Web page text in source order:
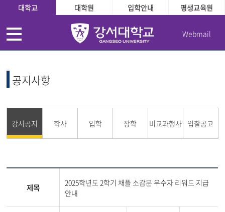
대학교 대학원 입학안내 평생교육원
Webmail
공지사항
강서공지 학사 입학 장학 비교과행사 입찰공고
제목
2025학년도 2학기 채플 소감문 우수자 리워드 지급
안내